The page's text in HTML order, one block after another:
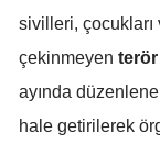
sivilleri,
çekinmeyen
ayında
hale getirilerek